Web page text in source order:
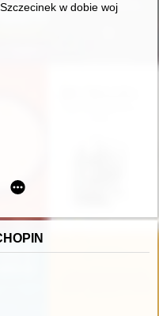
polskich w Toruniu w
Szczecinek w dobie wojny
rozejmie w lasku